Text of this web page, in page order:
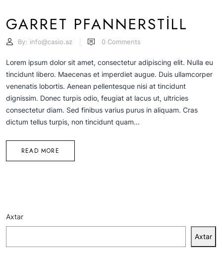
Axtar
Axtar
GARRET PFANNERSTILL
By: info@casio.az 0 Comments
Lorem ipsum dolor sit amet, consectetur adipiscing elit. Nulla eu
tincidunt libero. Maecenas et imperdiet augue. Duis ullamcorper
venenatis lobortis. Aenean pellentesque nisi at tincidunt
dignissim. Donec turpis odio, feugiat at lacus ut, ultricies
consectetur diam. Sed finibus varius purus in aliquam. Cras
dictum tellus turpis, non tincidunt quam...
READ MORE